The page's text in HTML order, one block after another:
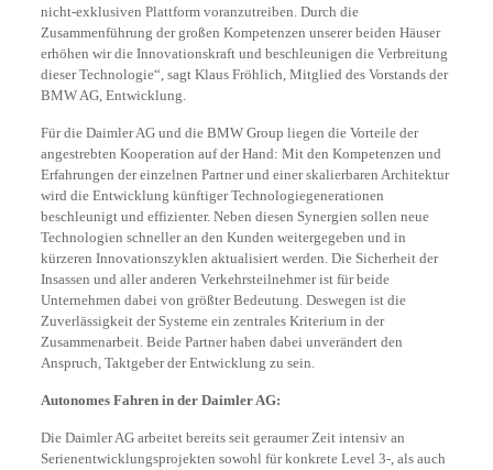
nicht-exklusiven Plattform voranzutreiben. Durch die
Zusammenführung der großen Kompetenzen unserer beiden Häuser
erhöhen wir die Innovationskraft und beschleunigen die Verbreitung
dieser Technologie“, sagt Klaus Fröhlich, Mitglied des Vorstands der
BMW AG, Entwicklung.
Für die Daimler AG und die BMW Group liegen die Vorteile der
angestrebten Kooperation auf der Hand: Mit den Kompetenzen und
Erfahrungen der einzelnen Partner und einer skalierbaren Architektur
wird die Entwicklung künftiger Technologiegenerationen
beschleunigt und effizienter. Neben diesen Synergien sollen neue
Technologien schneller an den Kunden weitergegeben und in
kürzeren Innovationszyklen aktualisiert werden. Die Sicherheit der
Insassen und aller anderen Verkehrsteilnehmer ist für beide
Unternehmen dabei von größter Bedeutung. Deswegen ist die
Zuverlässigkeit der Systeme ein zentrales Kriterium in der
Zusammenarbeit. Beide Partner haben dabei unverändert den
Anspruch, Taktgeber der Entwicklung zu sein.
Autonomes Fahren in der Daimler AG:
Die Daimler AG arbeitet bereits seit geraumer Zeit intensiv an
Serienentwicklungsprojekten sowohl für konkrete Level 3-, als auch